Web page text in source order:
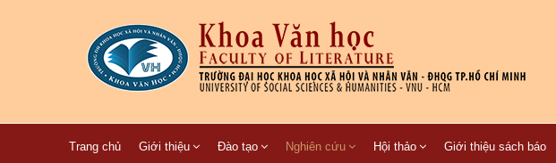
Trang chủ Giới thiệu Đào tạo Nghiên cứu Hội thảo Giới thiệu sách báo